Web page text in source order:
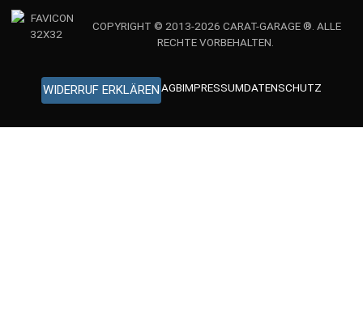
COPYRIGHT © 2013-2026 CARAT-GARAGE ®. ALLE
RECHTE VORBEHALTEN.
WIDERRUF ERKLÄREN AGBIMPRESSUMDATENSCHUTZ